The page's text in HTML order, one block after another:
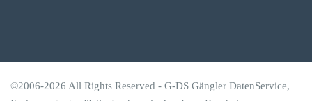
©2006-2026 All Rights Reserved - G-DS Gängler DatenService,